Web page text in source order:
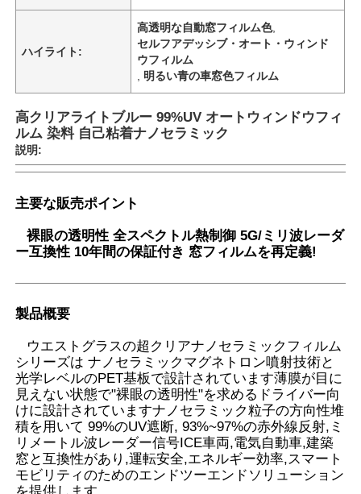
製品
企業情報
会社案内
ハイライト:
高透明な自動窓フィルム色,
セルフアデッシブ・オート・ウィンド
ウフィルム
明るい青の車窓色フィルム
高クリアライトブルー 99%UV オートウィンドウフィ
ルム 染料 自己粘着ナノセラミック
説明:
主要な販売ポイント
裸眼の透明性 全スペクトル熱制御 5G/ミリ波レーダ
ー互換性 10年間の保証付き 窓フィルムを再定義!
製品概要
ウエストグラスの超クリアナノセラミックフィルム
シリーズは ナノセラミックマグネトロン噴射技術と
光学レベルのPET基板で設計されています薄膜が目に
見えない状態で"裸眼の透明性"を求めるドライバー向
けに設計されていますナノセラミック粒子の方向性堆
積を用いて 99%のUV遮断, 93%~97%の赤外線反射,ミ
リメートル波レーダー信号ICE車両,電気自動車,建築
窓と互換性があり,運転安全,エネルギー効率,スマート
モビリティのためのエンドツーエンドソリューション